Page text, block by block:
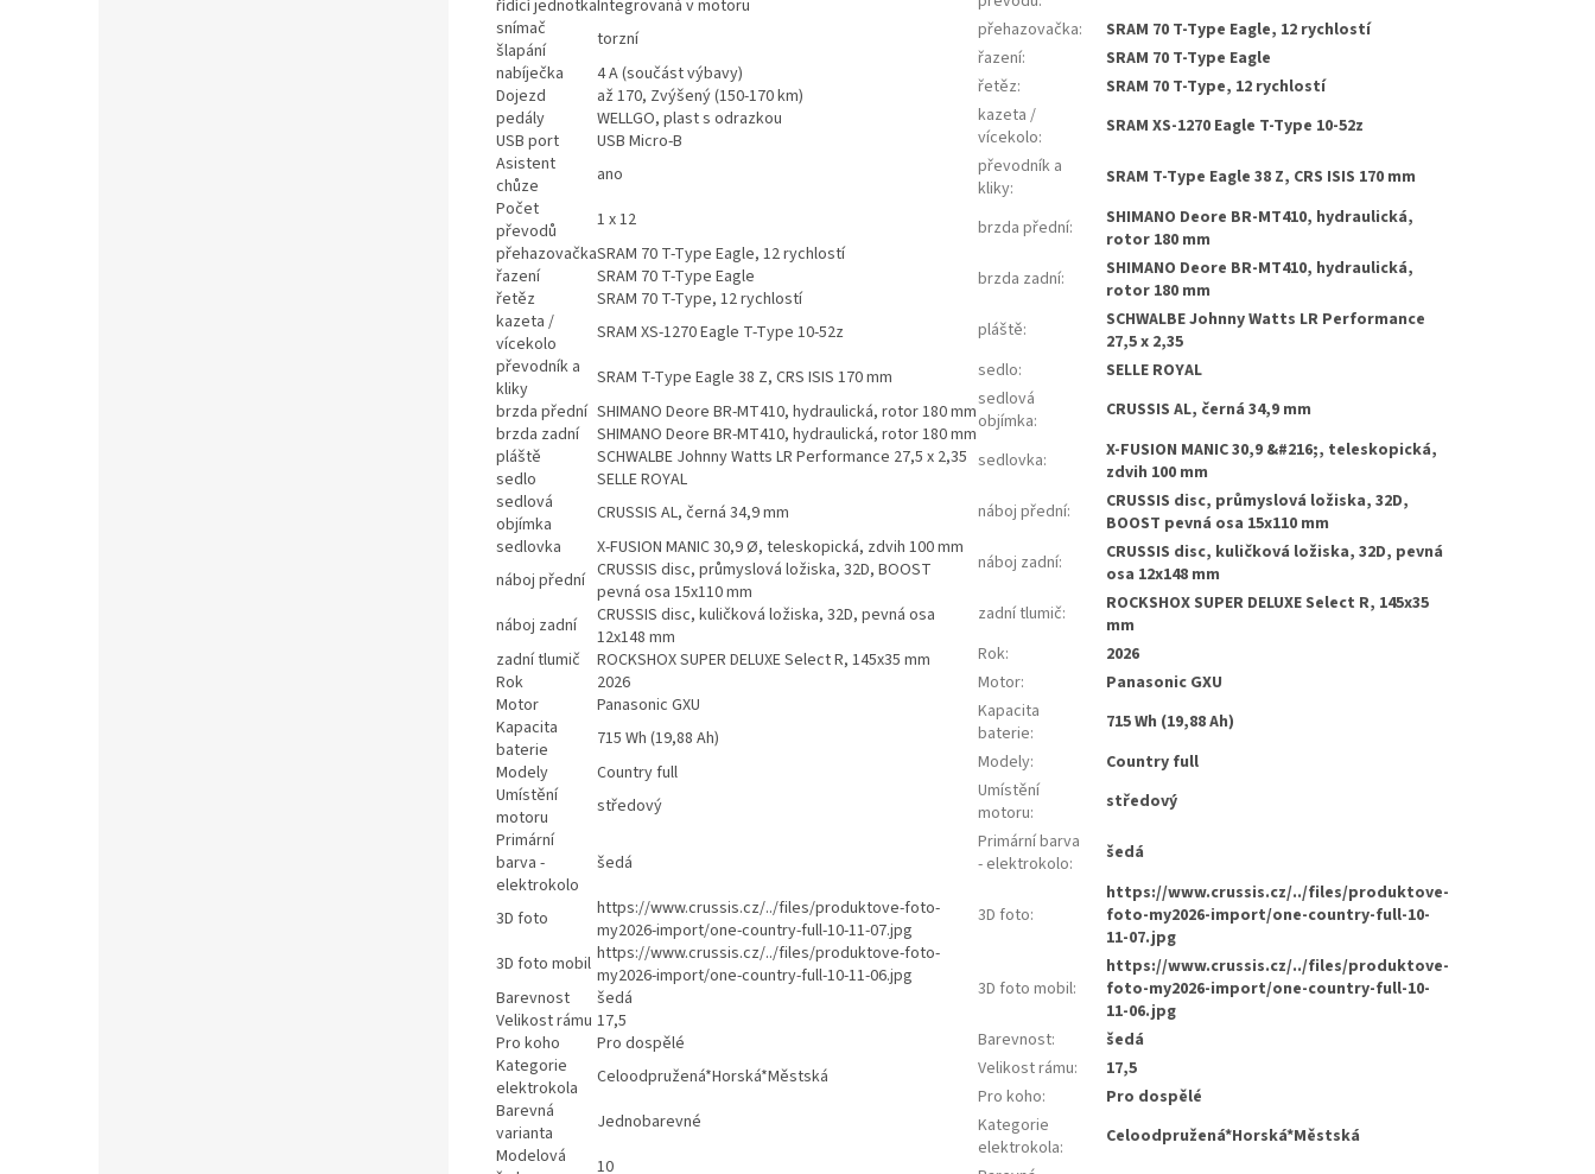
řídící jednotkaIntegrovaná v motoru
snímač
šlapání
torzní
nabíječka
4 A (součást výbavy)
Dojezd
až 170, Zvýšený (150-170 km)
pedály
WELLGO, plast s odrazkou
USB port
USB Micro-B
Asistent
chůze
ano
Počet
převodů
1 x 12
přehazovačkaSRAM 70 T-Type Eagle, 12 rychlostí
řazení
SRAM 70 T-Type Eagle
řetěz
SRAM 70 T-Type, 12 rychlostí
kazeta /
vícekolo
SRAM XS-1270 Eagle T-Type 10-52z
převodník a
kliky
SRAM T-Type Eagle 38 Z, CRS ISIS 170 mm
brzda přední SHIMANO Deore BR-MT410, hydraulická, rotor 180 mm
brzda zadní
SHIMANO Deore BR-MT410, hydraulická, rotor 180 mm
pláště
SCHWALBE Johnny Watts LR Performance 27,5 x 2,35
sedlo
SELLE ROYAL
sedlová
objímka
CRUSSIS AL, černá 34,9 mm
sedlovka
X-FUSION MANIC 30,9 Ø, teleskopická, zdvih 100 mm
náboj přední CRUSSIS disc, průmyslová ložiska, 32D, BOOST
pevná osa 15x110 mm
náboj zadní
CRUSSIS disc, kuličková ložiska, 32D, pevná osa
12x148 mm
zadní tlumič
ROCKSHOX SUPER DELUXE Select R, 145x35 mm
Rok
2026
Motor
Panasonic GXU
Kapacita
baterie
715 Wh (19,88 Ah)
Modely
Country full
Umístění
motoru
středový
Primární
barva -
elektrokolo
šedá
3D foto
https://www.crussis.cz/../files/produktove-foto-
my2026-import/one-country-full-10-11-07.jpg
3D foto mobil https://www.crussis.cz/../files/produktove-foto-
my2026-import/one-country-full-10-11-06.jpg
Barevnost
šedá
Velikost rámu 17,5
Pro koho
Pro dospělé
Kategorie
elektrokola
Celoodpružená*Horská*Městská
Barevná
varianta
Jednobarevné
Modelová
10
přehazovačka:
SRAM 70 T-Type Eagle, 12 rychlostí
řazení:
SRAM 70 T-Type Eagle
řetěz:
SRAM 70 T-Type, 12 rychlostí
kazeta /
vícekolo:
SRAM XS-1270 Eagle T-Type 10-52z
převodník a
kliky: SRAM T-Type Eagle 38 Z, CRS ISIS 170 mm
brzda přední:
SHIMANO Deore BR-MT410, hydraulická,
rotor 180 mm
brzda zadní:
SHIMANO Deore BR-MT410, hydraulická,
rotor 180 mm
pláště:
SCHWALBE Johnny Watts LR Performance
27,5 x 2,35
sedlo:
SELLE ROYAL
sedlová
objímka: CRUSSIS AL, černá 34,9 mm
sedlovka:
X-FUSION MANIC 30,9 &#216;, teleskopická,
zdvih 100 mm
náboj přední:
CRUSSIS disc, průmyslová ložiska, 32D,
BOOST pevná osa 15x110 mm
náboj zadní:
CRUSSIS disc, kuličková ložiska, 32D, pevná
osa 12x148 mm
zadní tlumič:
ROCKSHOX SUPER DELUXE Select R, 145x35
mm
Rok:
2026
Motor:
Panasonic GXU
Kapacita
baterie:
715 Wh (19,88 Ah)
Modely:
Country full
Umístění
motoru:
středový
Primární barva
- elektrokolo: šedá
3D foto:
https://www.crussis.cz/../files/produktove-
foto-my2026-import/one-country-full-10-
11-07.jpg
3D foto mobil:
https://www.crussis.cz/../files/produktove-
foto-my2026-import/one-country-full-10-
11-06.jpg
Barevnost:
šedá
Velikost rámu:
17,5
Pro koho:
Pro dospělé
Kategorie
elektrokola:
Celoodpružená*Horská*Městská